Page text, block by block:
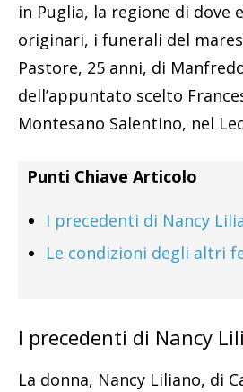
in Puglia, la regione di dove
originari, i funerali del
Pastore, 25 anni, di
dell’appuntato scelto
Montesano Salentino, nel
Punti Chiave Articolo
I precedenti di Nancy
Le condizioni degli altri
I precedenti di Nancy
La donna, Nancy Liliano, di